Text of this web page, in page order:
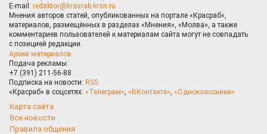
E-mail: redaktor@krasrab.krsn.ru
Мнения авторов статей, опубликованных на портале «Красраб»,
материалов, размещённых в разделах «Мнения», «Молва», а также
комментариев пользователей к материалам сайта могут не совпадать
с позицией редакции.
Архив материалов
Подача рекламы:
+7 (391) 211-56-88
Подписка на новости: RSS
«Красраб» в соцсетях: «Телеграм», «ВКонтакте», «Одноклассники»
Карта сайта
Все новости
Правила общения